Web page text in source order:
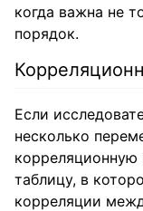
когда важна не
порядок.
Если
несколько
корреляционную
таблицу, в
корреляции